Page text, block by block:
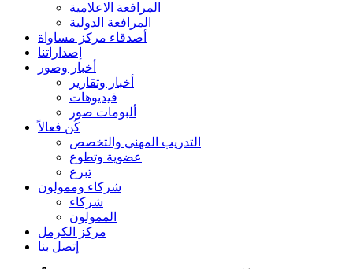
المرافعة الاعلامية
المرافعة الدولية
أصدقاء مركز مساواة
إصداراتنا
أخبار وصور
أخبار وتقارير
فيديوهات
ألبومات صور
كُن فعالاً
التدريب المهني والتخصص
عضوية وتطوع
تبرع
شركاء وممولون
شركاء
الممولون
مركز الكرمل
إتصل بنا